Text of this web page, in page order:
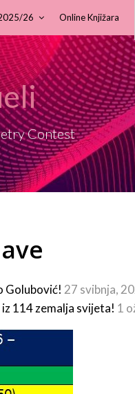
26 Online Knjižara
Contest
Golubović! 27 svibnja,
114 zemalja svijeta! 1